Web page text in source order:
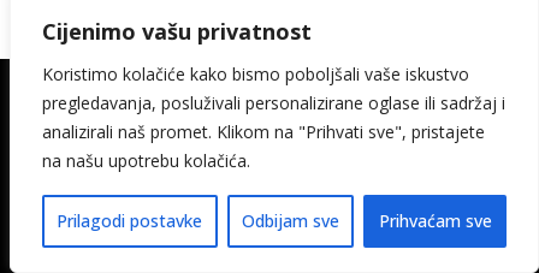
Cijenimo vašu privatnost
Koristimo kolačiće kako bismo poboljšali vaše iskustvo
pregledavanja, posluživali personalizirane oglase ili sadržaj i
analizirali naš promet. Klikom na "Prihvati sve", pristajete
na našu upotrebu kolačića.
Prilagodi postavke Odbijam sve Prihvaćam sve
© 2026. Kamin Keramika Šimičak design:
media-met
Pravila privatnosti Izjava o pristupačnosti